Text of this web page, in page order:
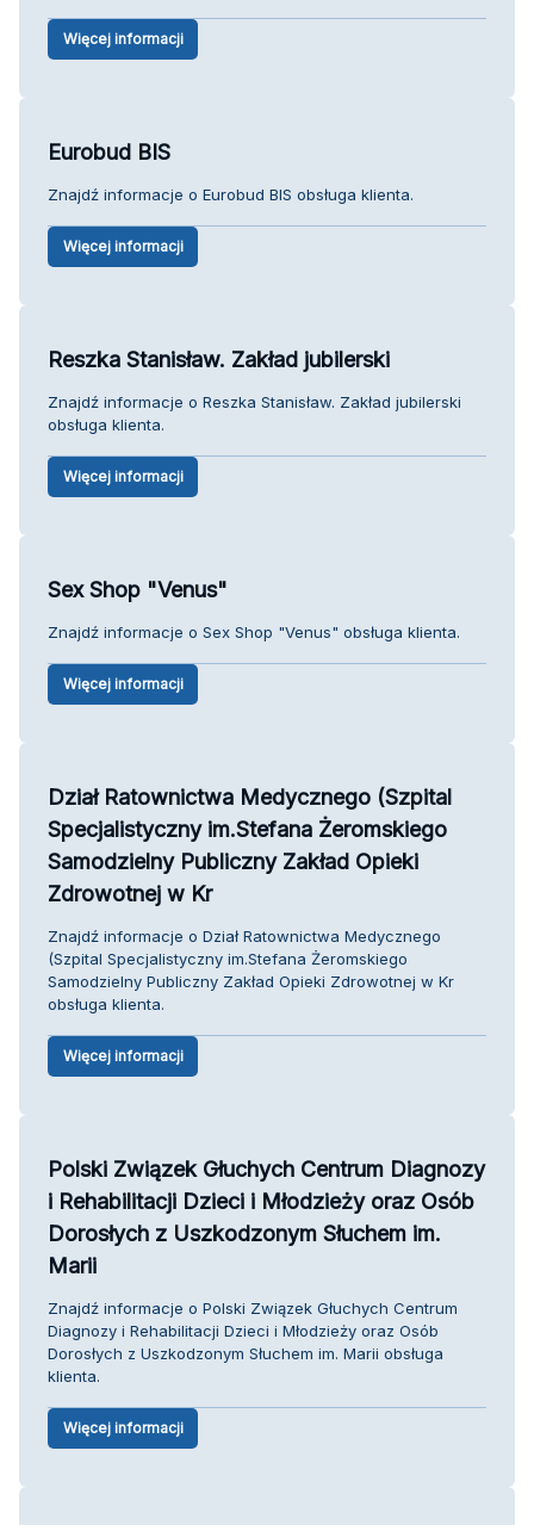
Więcej informacji
Eurobud BIS
Znajdź informacje o Eurobud BIS obsługa klienta.
Więcej informacji
Reszka Stanisław. Zakład jubilerski
Znajdź informacje o Reszka Stanisław. Zakład jubilerski
obsługa klienta.
Więcej informacji
Sex Shop "Venus"
Znajdź informacje o Sex Shop "Venus" obsługa klienta.
Więcej informacji
Dział Ratownictwa Medycznego (Szpital
Specjalistyczny im.Stefana Żeromskiego
Samodzielny Publiczny Zakład Opieki
Zdrowotnej w Kr
Znajdź informacje o Dział Ratownictwa Medycznego
(Szpital Specjalistyczny im.Stefana Żeromskiego
Samodzielny Publiczny Zakład Opieki Zdrowotnej w Kr
obsługa klienta.
Więcej informacji
Polski Związek Głuchych Centrum Diagnozy
i Rehabilitacji Dzieci i Młodzieży oraz Osób
Dorosłych z Uszkodzonym Słuchem im.
Marii
Znajdź informacje o Polski Związek Głuchych Centrum
Diagnozy i Rehabilitacji Dzieci i Młodzieży oraz Osób
Dorosłych z Uszkodzonym Słuchem im. Marii obsługa
klienta.
Więcej informacji